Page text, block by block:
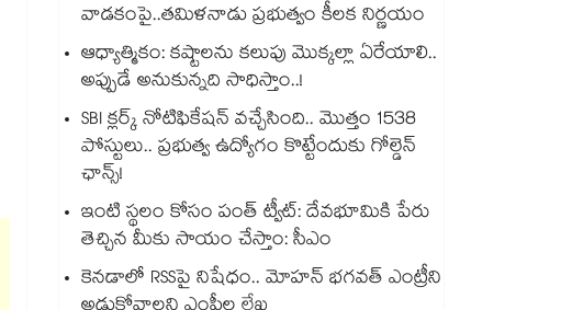
వాడకంపై..తమిళనాడు ప్రభుత్వం కీలక నిర్ణయం
ఆధ్యాత్మికం: కష్టాలను కలుపు మొక్కల్లా ఏరేయాలి..
అప్పుడే అనుకున్నది సాధిస్తాం..!
SBI క్లర్క్ నోటిఫికేషన్ వచ్చేసింది.. మొత్తం 1538
పోస్టులు.. ప్రభుత్వ ఉద్యోగం కొట్టేందుకు గోల్డెన్
ఛాన్స్!
ఇంటి స్థలం కోసం పంత్ ట్వీట్: దేవభూమికి పేరు
తెచ్చిన మీకు సాయం చేస్తాం: సీఎం
కెనడాలో RSSపై నిషేధం.. మోహన్ భగవత్ ఎంట్రీని